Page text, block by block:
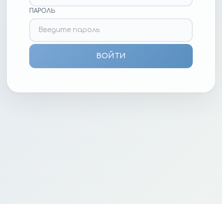
ПАРОЛЬ
ВОЙТИ